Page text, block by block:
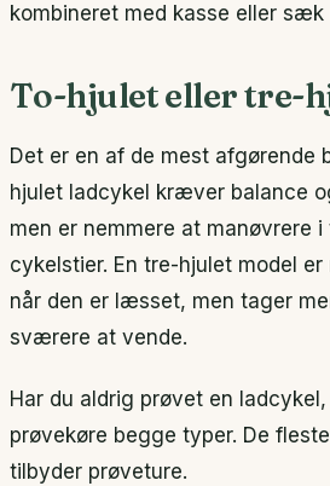
kombineret med kasse eller sæk
To-hjulet eller tre-
Det er en af de mest afgørende
hjulet ladcykel kræver balance
men er nemmere at manøvrere
cykelstier. En tre-hjulet model
når den er læsset, men tager
sværere at vende.
Har du aldrig prøvet en
prøvekøre begge typer. De
tilbyder prøveture.